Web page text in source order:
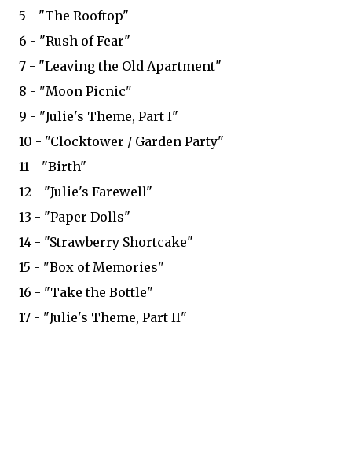
5 - "The Rooftop"
6 - "Rush of Fear"
7 - "Leaving the Old Apartment"
8 - "Moon Picnic"
9 - "Julie's Theme, Part I"
10 - "Clocktower / Garden Party"
11 - "Birth"
12 - "Julie's Farewell"
13 - "Paper Dolls"
14 - "Strawberry Shortcake"
15 - "Box of Memories"
16 - "Take the Bottle"
17 - "Julie's Theme, Part II"